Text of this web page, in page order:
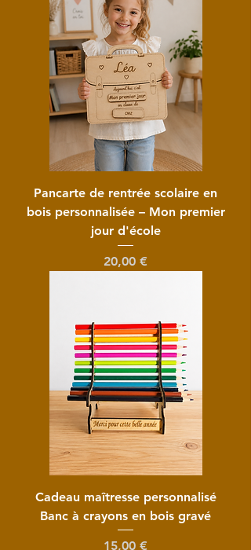
Pancarte de rentrée scolaire en
bois personnalisée – Mon premier
jour d'école
Prix
20,00 €
Cadeau maîtresse personnalisé
Banc à crayons en bois gravé
Prix
15,00 €